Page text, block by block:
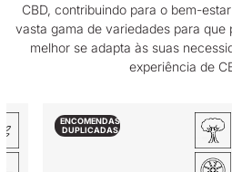
CBD, contribuindo para o bem-
vasta gama de variedades para que
melhor se adapta às suas
experiência de
ENCOMENDAS
DUPLICADAS